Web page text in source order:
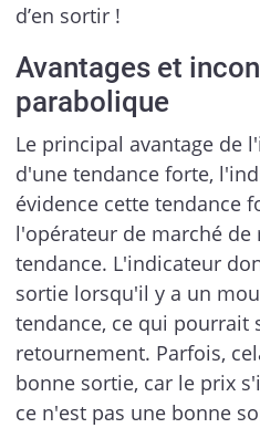
d’en sortir !
Avantages et
parabolique
Le principal avantage de
d'une tendance forte,
évidence cette tendance
l'opérateur de marché de
tendance. L'indicateur
sortie lorsqu'il y a un
tendance, ce qui pourrait
retournement. Parfois,
bonne sortie, car le prix
ce n'est pas une bonne